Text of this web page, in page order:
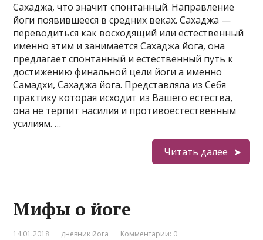
Сахаджа, что значит спонтанный. Направление
йоги появившееся в средних веках. Сахаджа —
переводиться как восходящий или естественный
именно этим и занимается Сахаджа йога, она
предлагает спонтанный и естественный путь к
достижению финальной цели йоги а именно
Самадхи, Сахаджа йога. Представляла из Себя
практику которая исходит из Вашего естества,
она не терпит насилия и противоестественным
усилиям. …
Читать далее
Мифы о йоге
14.01.2018 дневник йога Комментарии: 0